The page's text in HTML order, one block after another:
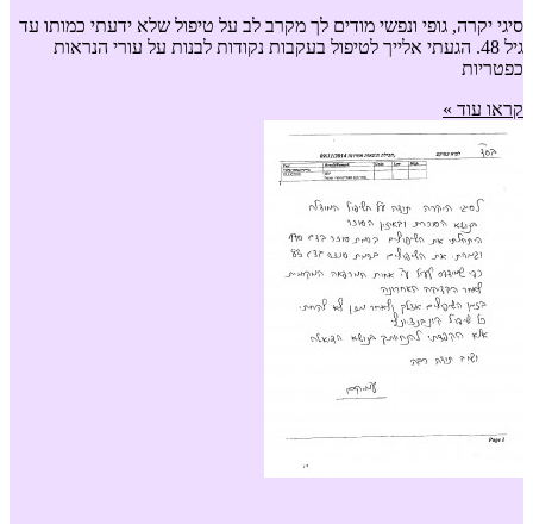
סיגי יקרה, גופי ונפשי מודים לך מקרב לב על טיפול שלא ידעתי כמותו עד
גיל 48. הגעתי אלייך לטיפול בעקבות נקודות לבנות על עורי הנראות
כפטריות
קראו עוד »